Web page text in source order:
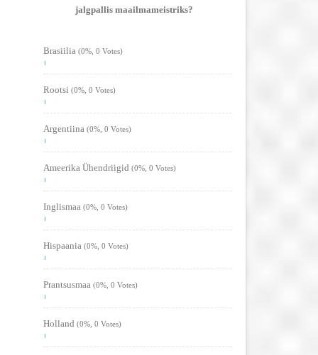
jalgpallis maailmameistriks?
Brasiilia (0%, 0 Votes)
Rootsi (0%, 0 Votes)
Argentiina (0%, 0 Votes)
Ameerika Ühendriigid (0%, 0 Votes)
Inglismaa (0%, 0 Votes)
Hispaania (0%, 0 Votes)
Prantsusmaa (0%, 0 Votes)
Holland (0%, 0 Votes)